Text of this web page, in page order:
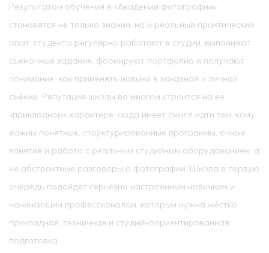
Результатом обучения в «Академии фотографии»
становятся не только знания, но и реальный практический
опыт: студенты регулярно работают в студии, выполняют
съёмочные задания, формируют портфолио и получают
понимание, как применять навыки в заказной и личной
съёмке. Репутация школы во многом строится на её
«прикладном» характере: сюда имеет смысл идти тем, кому
важны понятные, структурированные программы, очные
занятия и работа с реальным студийным оборудованием, а
не абстрактные разговоры о фотографии. Школа в первую
очередь подойдёт серьёзно настроенным новичкам и
начинающим профессионалам, которым нужна жёстко
прикладная, техничная и студийноориентированная
подготовка.